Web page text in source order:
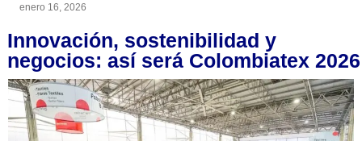
enero 16, 2026
Innovación, sostenibilidad y
negocios: así será Colombiatex 2026